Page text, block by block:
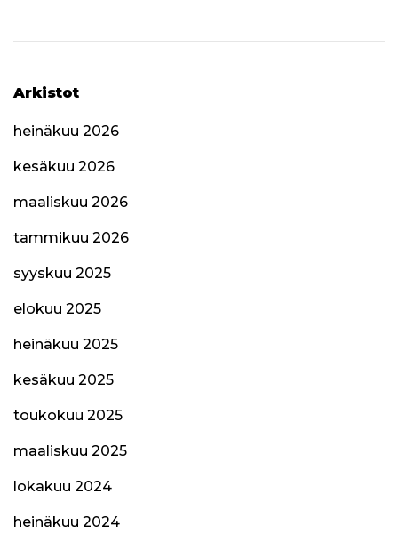
Arkistot
heinäkuu 2026
kesäkuu 2026
maaliskuu 2026
tammikuu 2026
syyskuu 2025
elokuu 2025
heinäkuu 2025
kesäkuu 2025
toukokuu 2025
maaliskuu 2025
lokakuu 2024
heinäkuu 2024